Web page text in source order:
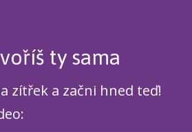
ty sama
zítřek a začni hned teď!